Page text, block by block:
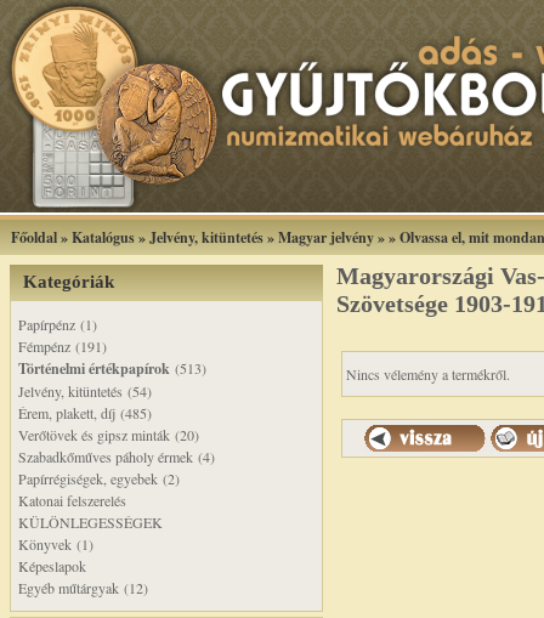
Főoldal»Katalógus»Jelvény, kitüntetés»Magyar jelvény»»Olvassa el, mit
Kategóriák
Papírpénz (1)
Fémpénz (191)
Történelmi értékpapírok (513)
Jelvény, kitüntetés (54)
Érem, plakett, díj (485)
Verőtövek és gipsz minták (20)
Szabadkőműves páholy érmek (4)
Papírrégiségek, egyebek (2)
Katonai felszerelés
KÜLÖNLEGESSÉGEK
Könyvek (1)
Képeslapok
Egyéb műtárgyak (12)
Magyarországi
Szövetsége 1903-
Nincs vélemény a termékről.